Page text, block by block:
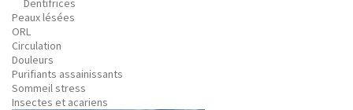
Dentifrices
Peaux lésées
ORL
Circulation
Douleurs
Purifiants assainissants
Sommeil stress
Insectes et acariens